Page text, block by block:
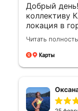
Добрый
коллективу
локация в
и
персонал.
Отдельное
Читать